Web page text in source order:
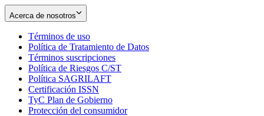
Acerca de nosotros
Términos de uso
in
new
window
Política de Tratamiento de Datos
Términos suscripciones
in
Política de Riesgos C/ST
Política SAGRILAFT
new
window
Certificación ISSN
in
new
TyC Plan de Gobierno
in
Protección del consumidorOpens